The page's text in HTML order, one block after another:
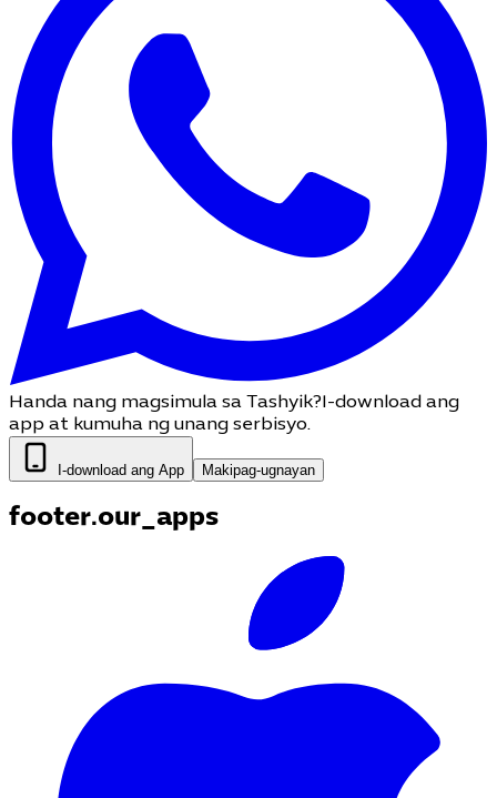
Handa nang magsimula sa Tashyik?I-download ang
app at kumuha ng unang serbisyo.
I-download ang App Makipag-ugnayan
footer.our_apps